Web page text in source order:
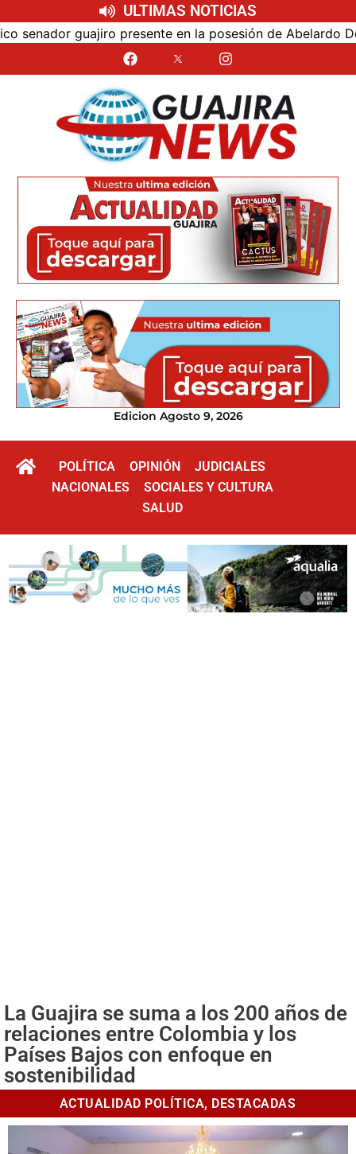
ULTIMAS NOTICIAS
en la posesión de Abelardo De La Espriella,
Edicion Agosto 9, 2026
POLÍTICA OPINIÓN
JUDICIALES
NACIONALES
SOCIALES Y CULTURA
SALUD
La Guajira se suma a los 200 años de
relaciones entre Colombia y los
Países Bajos con enfoque en
sostenibilidad
ACTUALIDAD POLÍTICA, DESTACADAS